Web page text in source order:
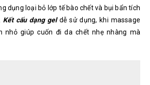
dụng loại bỏ lớp tế bào chết và bụi bẩn tích
Kết cấu dạng gel dễ sử dụng, khi massage
nhỏ giúp cuốn đi da chết nhẹ nhàng mà